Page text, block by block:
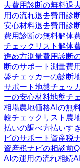
去費用診断の無料退
用の流れ退去費用診
安心材料退去費用診
費用診断の無料解体
チェックリスト 解体
進め方測量費用診断
断のサポート 測量費
盤チェッカーの診断
サポート 地盤チェッ
ーの安心材料地盤チ
相場農地価格AIの無
較チェックリスト 農
払いの調べ方払いす
ビのサポート 資産税
資産税ナビの相談前
AIの運用の流れ相続